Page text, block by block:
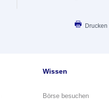
Drucken
Wissen
Börse besuchen